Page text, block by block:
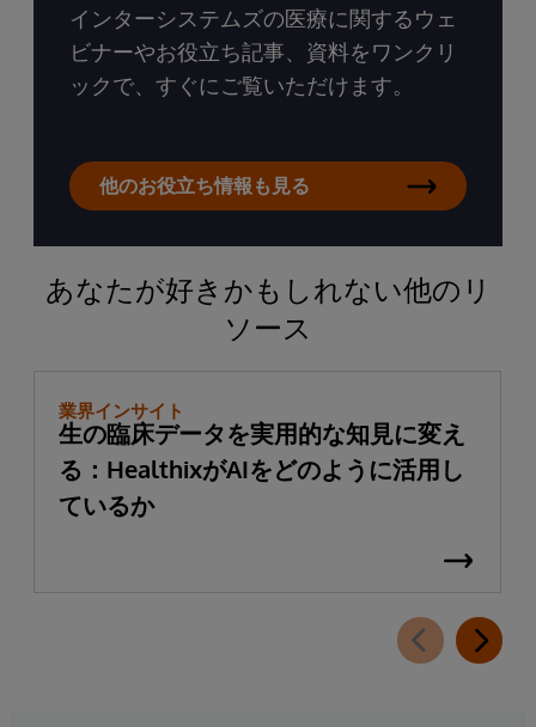
インターシステムズの医療に関するウェ
ビナーやお役立ち記事、資料をワンクリ
ックで、すぐにご覧いただけます。
他のお役立ち情報も見る
あなたが好きかもしれない他のリ
ソース
業界インサイト
生の臨床データを実用的な知見に変え
る：HealthixがAIをどのように活用し
ているか